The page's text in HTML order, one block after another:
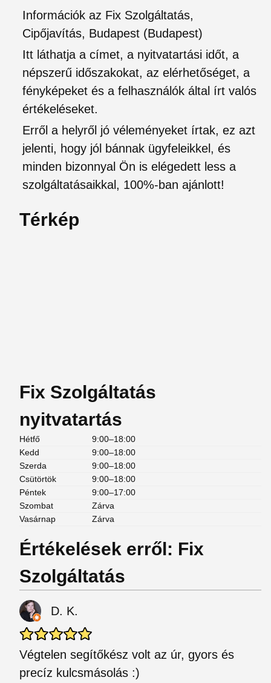
Információk az Fix Szolgáltatás,
Cipőjavítás, Budapest (Budapest)
Itt láthatja a címet, a nyitvatartási időt, a
népszerű időszakokat, az elérhetőséget, a
fényképeket és a felhasználók által írt valós
értékeléseket.
Erről a helyről jó véleményeket írtak, ez azt
jelenti, hogy jól bánnak ügyfeleikkel, és
minden bizonnyal Ön is elégedett less a
szolgáltatásaikkal, 100%-ban ajánlott!
Térkép
Fix Szolgáltatás
nyitvatartás
Hétfő
9:00–18:00
Kedd
9:00–18:00
Szerda
9:00–18:00
Csütörtök
9:00–18:00
Péntek
9:00–17:00
Szombat
Zárva
Vasárnap
Zárva
Értékelések erről: Fix
Szolgáltatás
D. K.
Végtelen segítőkész volt az úr, gyors és
precíz kulcsmásolás :)